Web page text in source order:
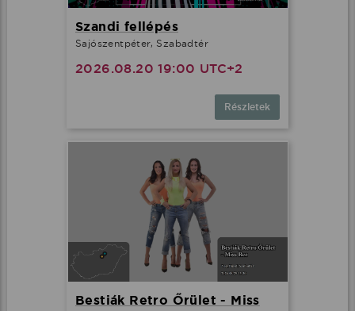
Szandi fellépés
Sajószentpéter, Szabadtér
2026.08.20 19:00 UTC+2
Részletek
Bestiák Retro Őrület - Miss